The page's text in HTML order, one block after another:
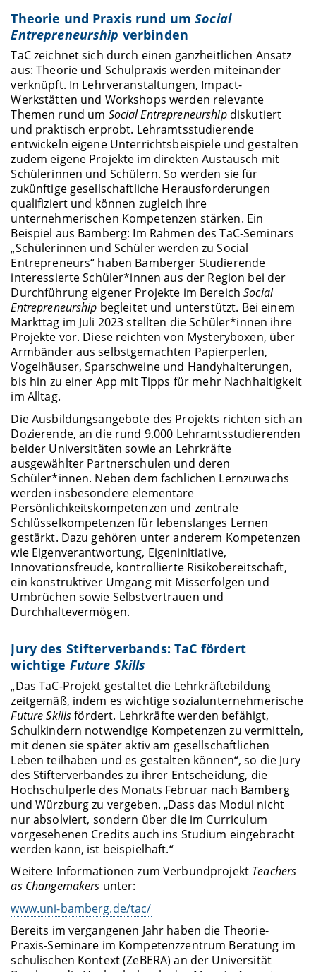
Theorie und Praxis rund umSocial
Entrepreneurship verbinden
TaC zeichnet sich durch einen ganzheitlichen Ansatz
aus: Theorie und Schulpraxis werden miteinander
verknüpft. In Lehrveranstaltungen, Impact-
Werkstätten und Workshops werden relevante
Themen rund um Social Entrepreneurship diskutiert
und praktisch erprobt. Lehramtsstudierende
entwickeln eigene Unterrichtsbeispiele und gestalten
zudem eigene Projekte im direkten Austausch mit
Schülerinnen und Schülern. So werden sie für
zukünftige gesellschaftliche Herausforderungen
qualifiziert und können zugleich ihre
unternehmerischen Kompetenzen stärken. Ein
Beispiel aus Bamberg: Im Rahmen des TaC-Seminars
„Schülerinnen und Schüler werden zu Social
Entrepreneurs“ haben Bamberger Studierende
interessierte Schüler*innen aus der Region bei der
Durchführung eigener Projekte im BereichSocial
Entrepreneurship begleitet und unterstützt. Bei einem
Markttag im Juli 2023 stellten die Schüler*innen ihre
Projekte vor. Diese reichten von Mysteryboxen, über
Armbänder aus selbstgemachten Papierperlen,
Vogelhäuser, Sparschweine und Handyhalterungen,
bis hin zu einer App mit Tipps für mehr Nachhaltigkeit
im Alltag.
Die Ausbildungsangebote des Projekts richten sich an
Dozierende, an die rund 9.000 Lehramtsstudierenden
beider Universitäten sowie an Lehrkräfte
ausgewählter Partnerschulen und deren
Schüler*innen. Neben dem fachlichen Lernzuwachs
werden insbesondere elementare
Persönlichkeitskompetenzen und zentrale
Schlüsselkompetenzen für lebenslanges Lernen
gestärkt. Dazu gehören unter anderem Kompetenzen
wie Eigenverantwortung, Eigeninitiative,
Innovationsfreude, kontrollierte Risikobereitschaft,
ein konstruktiver Umgang mit Misserfolgen und
Umbrüchen sowie Selbstvertrauen und
Durchhaltevermögen.
Jury des Stifterverbands: TaC fördert
wichtige Future Skills
„Das TaC-Projekt gestaltet die Lehrkräftebildung
zeitgemäß, indem es wichtige sozialunternehmerische
Future Skillsfördert. Lehrkräfte werden befähigt,
Schulkindern notwendige Kompetenzen zu vermitteln,
mit denen sie später aktiv am gesellschaftlichen
Leben teilhaben und es gestalten können“, so die Jury
des Stifterverbandes zu ihrer Entscheidung, die
Hochschulperle des Monats Februar nach Bamberg
und Würzburg zu vergeben. „Dass das Modul nicht
nur absolviert, sondern über die im Curriculum
vorgesehenen Credits auch ins Studium eingebracht
werden kann, ist beispielhaft.“
Weitere Informationen zum Verbundprojekt Teachers
as Changemakers unter:
www.uni-bamberg.de/tac/
Bereits im vergangenen Jahr haben die Theorie-
Praxis-Seminare im Kompetenzzentrum Beratung im
schulischen Kontext (ZeBERA) an der Universität